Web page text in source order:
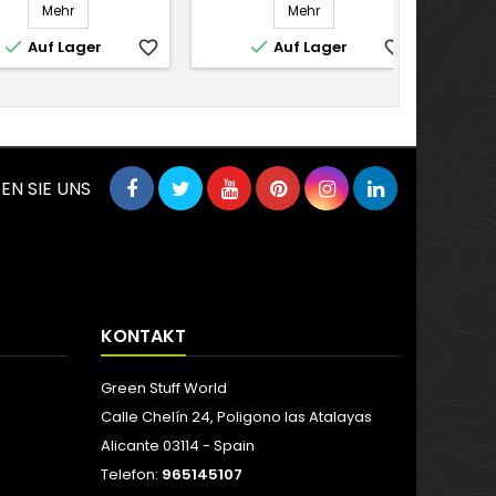
Mehr
 Auf Lager favorite_border
Mehr
 Auf Lager favorite_border
SIE UNS
KONTAKT
Green Stuff World
Calle Chelín 24, Poligono las Atalayas
Alicante 03114 - Spain
Telefon: 965145107